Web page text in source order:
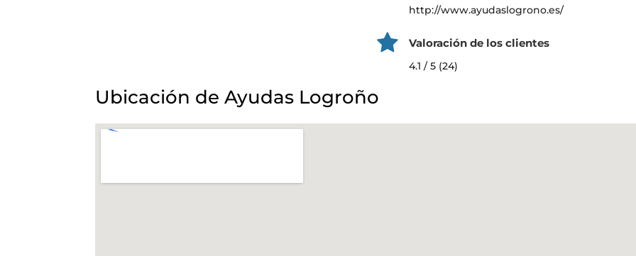
http://www.ayudaslogrono.es/
Valoración de los clientes
4.1 / 5 (24)
Ubicación de Ayudas Logroño